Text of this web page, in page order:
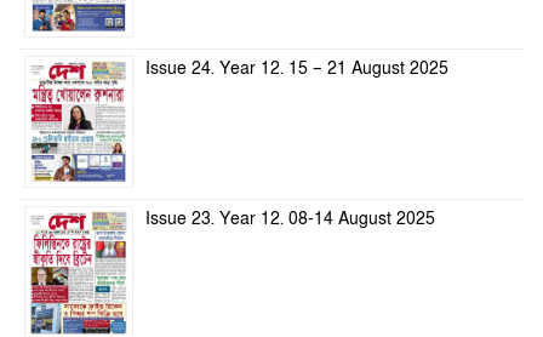
Issue 24. Year 12. 15 – 21 August 2025
Issue 23. Year 12. 08-14 August 2025